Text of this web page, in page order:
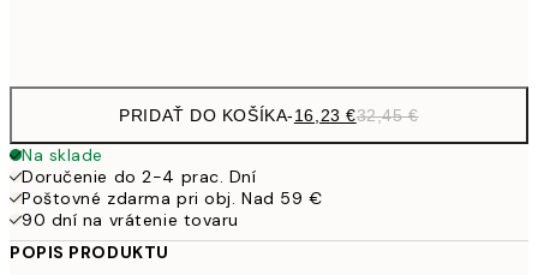
PRIDAŤ DO KOŠÍKA-16,23 €32,45 €
Na sklade
Doručenie do 2-4 prac. Dní
Poštovné zdarma pri obj. Nad 59 €
90 dní na vrátenie tovaru
POPIS PRODUKTU